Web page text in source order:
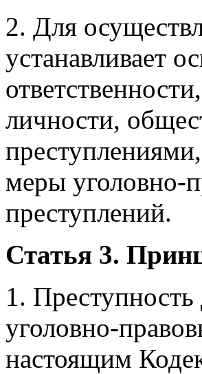
2. Для
устанавливает
личности,
меры уголовно-
преступлений.
Статья 3.
1. Преступность
уголовно-
настоящим